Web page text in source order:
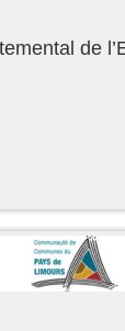
de